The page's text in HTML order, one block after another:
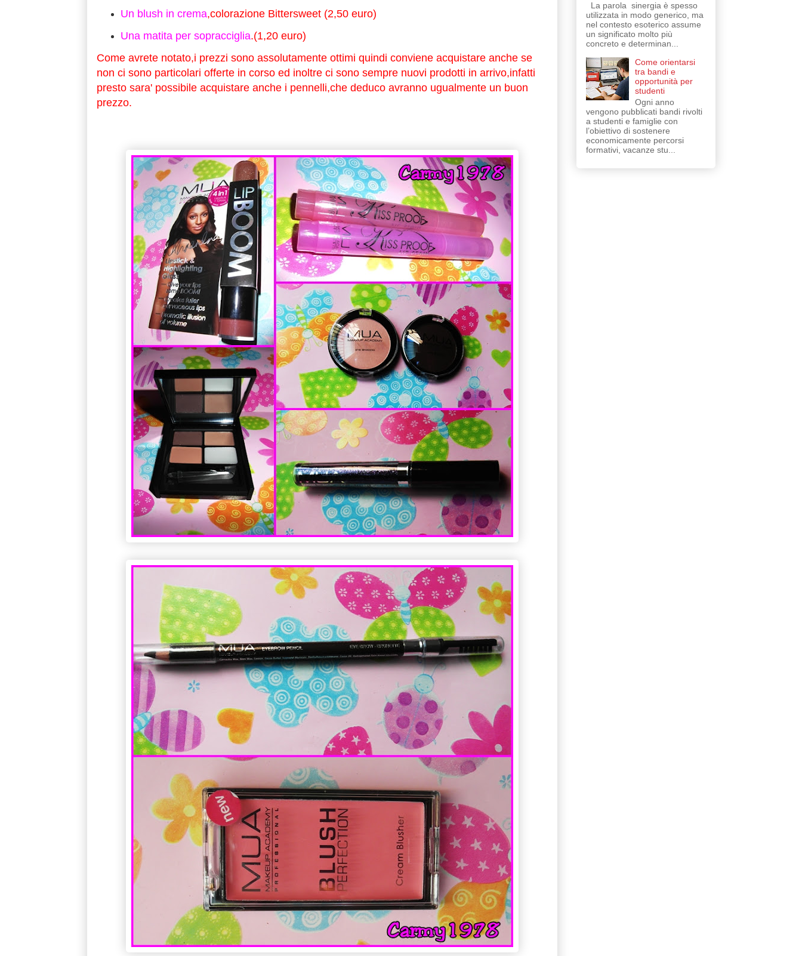
Un blush in crema,colorazione Bittersweet (2,50 euro)
Una matita per sopracciglia.(1,20 euro)
Come avrete notato,i prezzi sono assolutamente ottimi quindi conviene acquistare anche se
non ci sono particolari offerte in corso ed inoltre ci sono sempre nuovi prodotti in arrivo,infatti
presto sara' possibile acquistare anche i pennelli,che deduco avranno ugualmente un buon
prezzo.
La parola sinergia è spesso
utilizzata in modo generico, ma
nel contesto esoterico assume
un significato molto più
concreto e determinan...
Come orientarsi
tra bandi e
opportunità per
studenti
Ogni anno
vengono pubblicati bandi rivolti
a studenti e famiglie con
l’obiettivo di sostenere
economicamente percorsi
formativi, vacanze stu...